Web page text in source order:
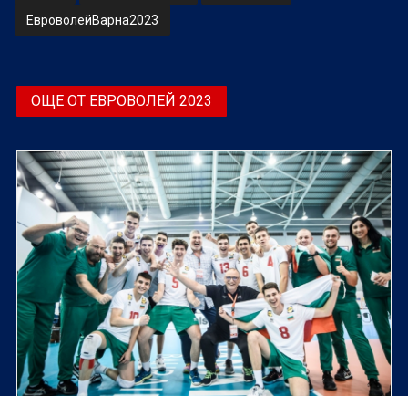
ЕвроволейВарна2023
ОЩЕ ОТ ЕВРОВОЛЕЙ 2023